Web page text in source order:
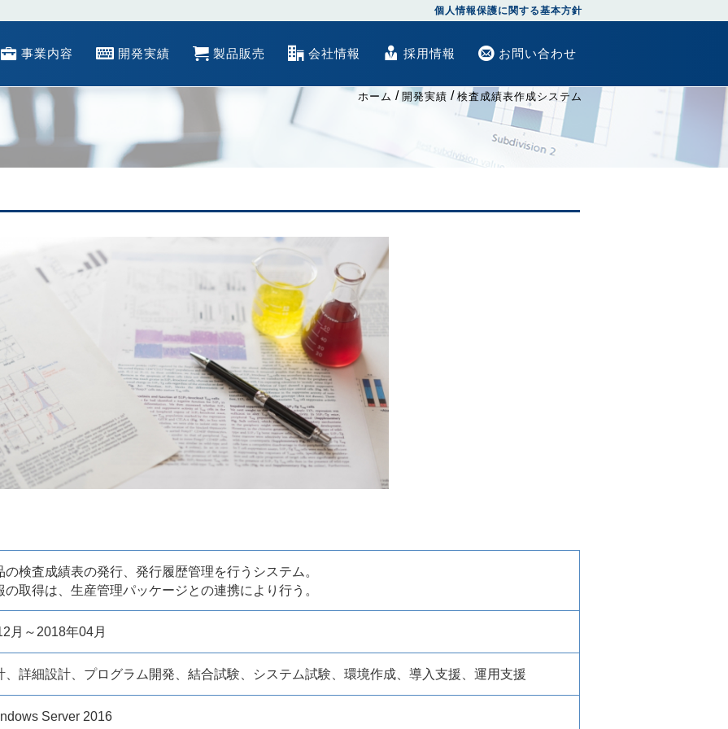
個人情報保護に関する基本方針
事業内容 開発実績 製品販売 会社情報 採用情報 お問い合わせ
ホーム /開発実績 /検査成績表作成システム
の検査成績表の発行、発行履歴管理を行うシステム。
の取得は、生産管理パッケージとの連携により行う。
月～2018年04月
、詳細設計、プログラム開発、結合試験、システム試験、環境作成、導入支援、運用支援
Server 2016